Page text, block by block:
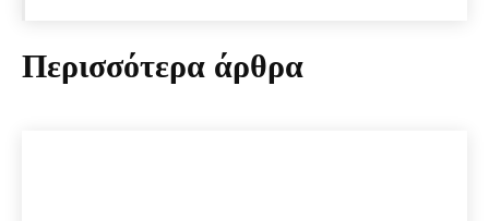
Περισσότερα άρθρα